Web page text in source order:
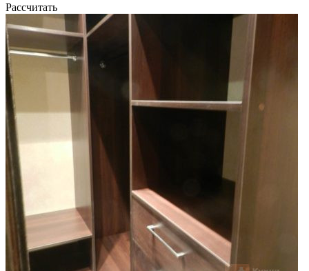
Рассчитать